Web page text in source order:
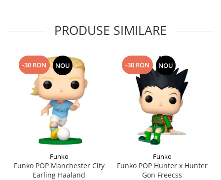
PRODUSE SIMILARE
-30 RON NOU
Funko
Funko POP Manchester City
Earling Haaland
-30 RON NOU
Funko
Funko POP Hunter x Hunter
Gon Freecss